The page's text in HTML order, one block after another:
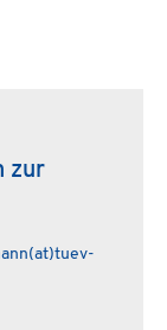
zur